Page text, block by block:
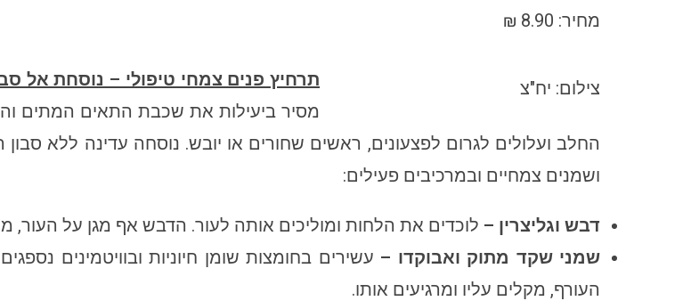
מחיר: 8.90 ₪
צילום: יח"צ תרחיץ פנים צמחי טיפולי – נוסחת אל
מסיר ביעילות את שכבת התאים המתים
החלב ועלולים לגרום לפצעונים, ראשים שחורים או יובש. נוסחה עדינה ללא
ושמנים צמחיים ובמרכיבים פעילים:
דבש וגליצרין – לוכדים את הלחות ומוליכים אותה לעור. הדבש אף מגן על העור,
שמני שקד מתוק ואבוקדו – עשירים בחומצות שומן חיוניות ובוויטמינים
העורף, מקלים עליו ומרגיעים אותו.